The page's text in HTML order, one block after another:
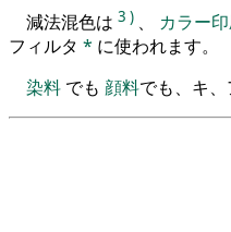
減法混色は 3 ) 、 カラー
フィルタ * に使われます。
染料 でも 顔料でも、キ、